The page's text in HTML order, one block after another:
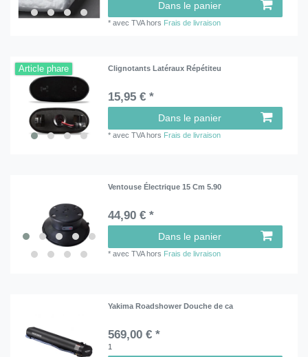
Dans le panier
*avec TVAhors Frais de livraison
Article phare Clignotants Latéraux Répétiteu
15,95 € *
Dans le panier
*avec TVAhors Frais de livraison
Ventouse Électrique 15 Cm 5.90
44,90 € *
Dans le panier
*avec TVAhors Frais de livraison
Yakima Roadshower Douche de ca
569,00 € *
1